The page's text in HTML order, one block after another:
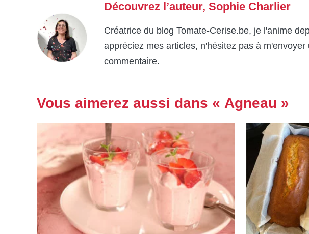
Découvrez l’auteur, Sophie Charlier
Créatrice du blog Tomate-Cerise.be, je l'anime
appréciez mes articles, n'hésitez pas à
commentaire.
Vous aimerez aussi dans « Agneau »